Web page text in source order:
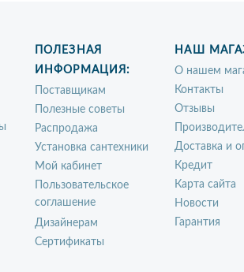
ПОЛЕЗНАЯ
ИНФОРМАЦИЯ:
Поставщикам
Полезные советы
Распродажа
Установка сантехники
Мой кабинет
Пользовательское
соглашение
Дизайнерам
Сертификаты
НАШ
О нашем
Контакты
Отзывы
Доставка и
Кредит
Карта сайта
Новости
Гарантия